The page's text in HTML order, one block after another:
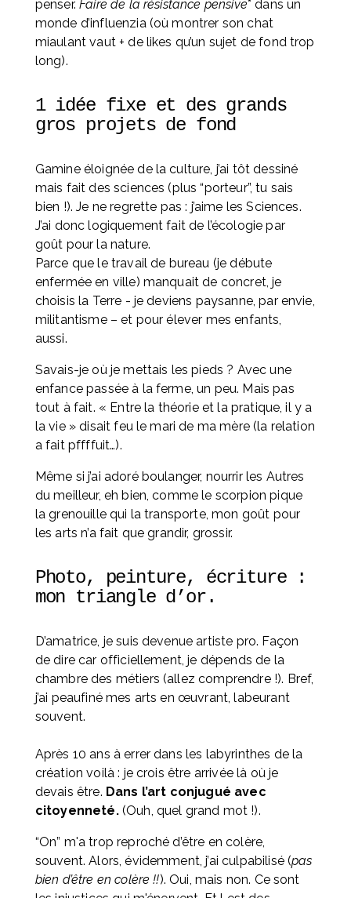
penser. Faire de la résistance pensive* dans un
monde d’influenzia (où montrer son chat
miaulant vaut + de likes qu’un sujet de fond trop
long).
1 idée fixe et des grands
gros projets de fond
Gamine éloignée de la culture, j’ai tôt dessiné
mais fait des sciences (plus “porteur”, tu sais
bien !). Je ne regrette pas : j’aime les Sciences.
J’ai donc logiquement fait de l’écologie par
goût pour la nature.
Parce que le travail de bureau (je débute
enfermée en ville) manquait de concret, je
choisis la Terre - je deviens paysanne, par envie,
militantisme – et pour élever mes enfants,
aussi.
Savais-je où je mettais les pieds ? Avec une
enfance passée à la ferme, un peu. Mais pas
tout à fait. « Entre la théorie et la pratique, il y a
la vie » disait feu le mari de ma mère (la relation
a fait pffffuit…).
Même si j’ai adoré boulanger, nourrir les Autres
du meilleur, eh bien, comme le scorpion pique
la grenouille qui la transporte, mon goût pour
les arts n’a fait que grandir, grossir.
Photo, peinture, écriture :
mon triangle d’or.
D’amatrice, je suis devenue artiste pro. Façon
de dire car officiellement, je dépends de la
chambre des métiers (allez comprendre !). Bref,
j’ai peaufiné mes arts en œuvrant, labeurant
souvent.
Après 10 ans à errer dans les labyrinthes de la
création voilà : je crois être arrivée là où je
devais être. Dans l’art conjugué avec
citoyenneté. (Ouh, quel grand mot !).
“On” m'a trop reproché d’être en colère,
souvent. Alors, évidemment, j’ai culpabilisé (pas
bien d’être en colère !!). Oui, mais non. Ce sont